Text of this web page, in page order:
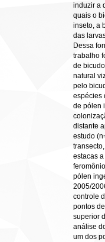
induzir a
quais o
inseto, a
das
Dessa
trabalho
de
natural
pelo
espécies
de pólen
distante
estudo
estacas
pólen
2005/
controle
pontos
superior
análise
um dos